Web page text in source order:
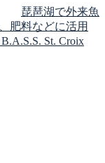
琵琶湖で外来魚
肥料などに活用
St. Croix